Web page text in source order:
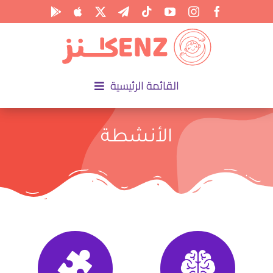
القائمة الرئيسية
الأنشطة
المقالات
الأنشطة